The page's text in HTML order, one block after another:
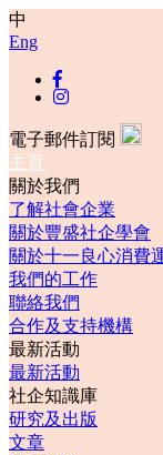
中
Eng
電子郵件訂閱
主頁
關於我們
了解社會企業
關於豐盛社企學會
關於十一良心消費
我們的工作
聯絡我們
合作及支持機構
最新活動
最新活動
社企知識庫
研究及出版
文章